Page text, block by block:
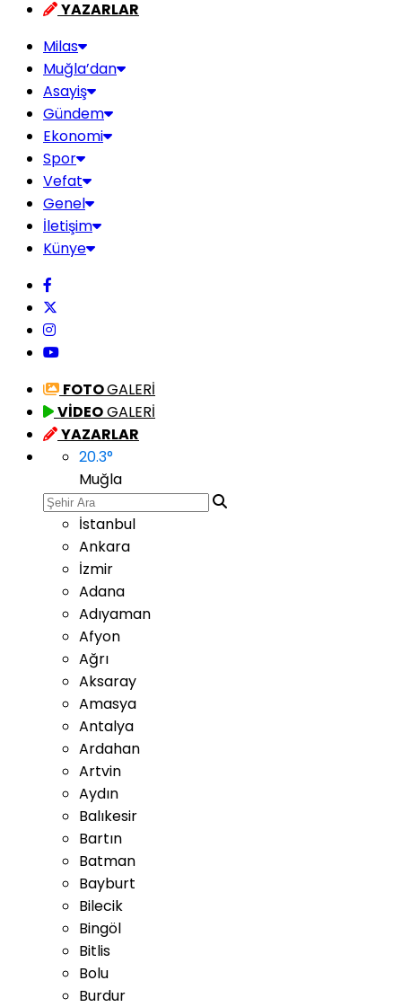
YAZARLAR
Milas
Muğla’dan
Asayiş
Gündem
Ekonomi
Spor
Vefat
Genel
İletişim
Künye
FOTOGALERİ
VİDEOGALERİ
YAZARLAR
20.3°
Muğla
İstanbul
Ankara
İzmir
Adana
Adıyaman
Afyon
Ağrı
Aksaray
Amasya
Antalya
Ardahan
Artvin
Aydın
Balıkesir
Bartın
Batman
Bayburt
Bilecik
Bingöl
Bitlis
Bolu
Burdur